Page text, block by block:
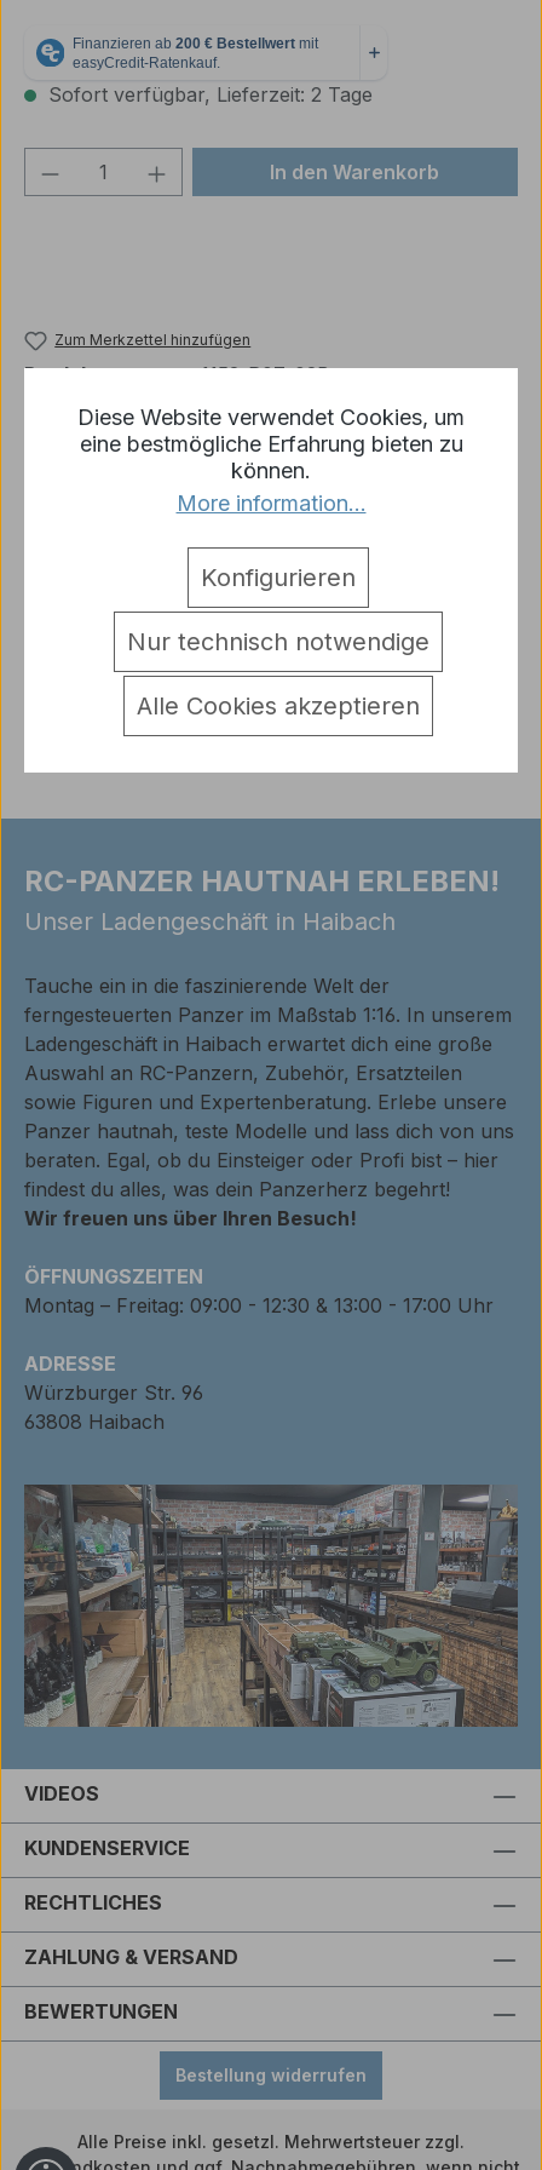
Sofort verfügbar, Lieferzeit: 2 Tage
Produkt Anzahl: Gib denIn den Warenkorb
Zum Merkzettel hinzufügen
Produktnummer:p1152-R07-02B
Kompletter Satz Antriebsräder FÜR 1/24 PANZER
Leopard II A5 Abrams M1A2 Type 90 vom
Hersteller Heng Long…Mehr
Hersteller
Bewertungen
RC-PANZER HAUTNAH ERLEBEN!
Unser Ladengeschäft in Haibach
Tauche ein in die faszinierende Welt der
ferngesteuerten Panzer im Maßstab 1:16. In unserem
Ladengeschäft in Haibach erwartet dich eine große
Auswahl an RC-Panzern, Zubehör, Ersatzteilen
sowie Figuren und Expertenberatung. Erlebe unsere
Panzer hautnah, teste Modelle und lass dich von uns
beraten. Egal, ob du Einsteiger oder Profi bist – hier
findest du alles, was dein Panzerherz begehrt!
Wir freuen uns über Ihren Besuch!
ÖFFNUNGSZEITEN
Montag – Freitag: 09:00 - 12:30 & 13:00 - 17:00 Uhr
ADRESSE
Würzburger Str. 96
63808 Haibach
VIDEOS
KUNDENSERVICE
RECHTLICHES
ZAHLUNG & VERSAND
BEWERTUNGEN
Bestellung widerrufen
Alle Preise inkl. gesetzl. Mehrwertsteuer zzgl.
Diese Website verwendet Cookies, um
eine bestmögliche Erfahrung bieten zu
können.
More information...
Nur technisch notwendige
Konfigurieren
Alle Cookies akzeptieren